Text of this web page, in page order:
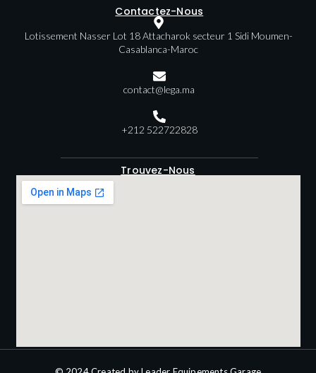
Contactez-Nous
Lotissement Nasser Lot 18 Attacharok secteur 1 Sidi Moumen-
Casablanca-Maroc
contact@lega.ma
+212 522722828
Trouvez-Nous